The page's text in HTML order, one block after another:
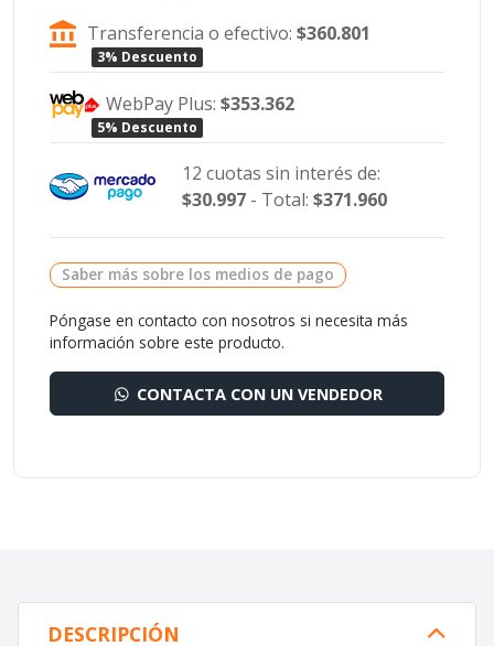
Transferencia o efectivo:$360.801
3% Descuento
WebPay Plus:$353.362
5% Descuento
12 cuotas sin interés de:
$30.997- Total: $371.960
Saber más sobre los medios de pago
Póngase en contacto con nosotros si necesita más
información sobre este producto.
CONTACTA CON UN VENDEDOR
DESCRIPCIÓN